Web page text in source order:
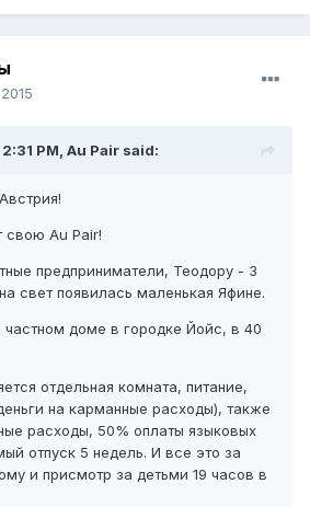
PM, Au Pair said:
Au Pair!
предприниматели, Теодору - 3
свет появилась маленькая Яфине.
доме в городке Йойс, в 40
отдельная комната, питание,
на карманные расходы), также
расходы, 50% оплаты языковых
отпуск 5 недель. И все это за
и присмотр за детьми 19 часов в